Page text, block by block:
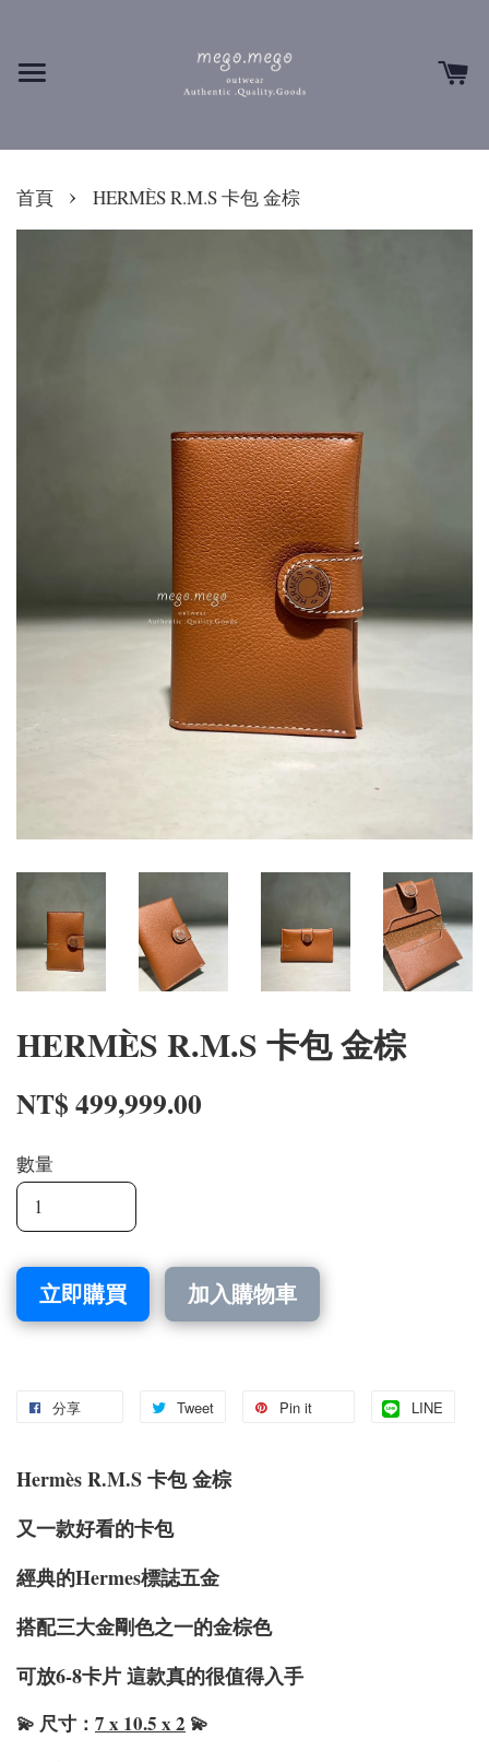
首頁 › HERMÈS R.M.S 卡包 金棕
HERMÈS R.M.S 卡包 金棕
NT$ 499,999.00
數量
立即購買 加入購物車
分享 Tweet Pin it LINE
Hermès R.M.S 卡包 金棕
又一款好看的卡包
經典的Hermes標誌五金
搭配三大金剛色之一的金棕色
可放6-8卡片 這款真的很值得入手
💫 尺寸： 7 x 10.5 x 2 💫